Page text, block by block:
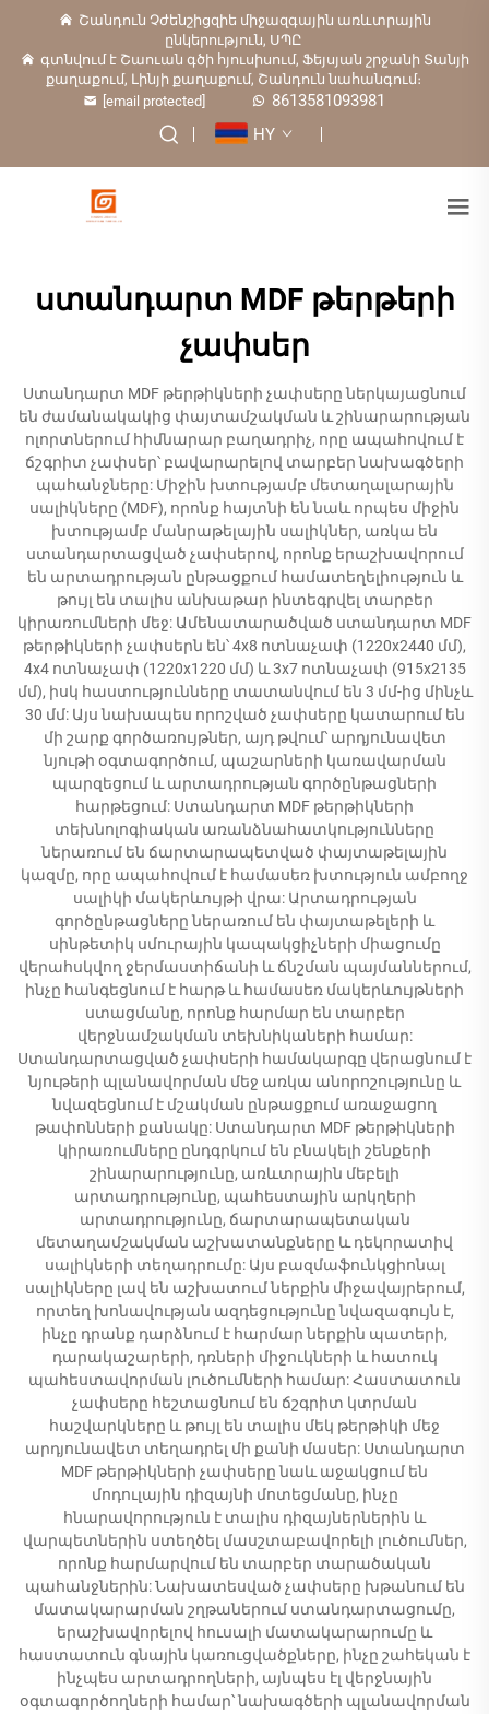
Շանդուն Չժենշիցզիե միջազգային առևտրային
ընկերություն, ՍՊԸ
գտնվում է Շաուան գծի հյուսիսում, Ֆեյսյան շրջանի Տանյի
քաղաքում, Լինյի քաղաքում, Շանդուն նահանգում։
[email protected]
8613581093981
HY
ստանդարտ MDF թերթերի
չափսեր
Ստանդարտ MDF թերթիկների չափսերը ներկայացնում
են ժամանակակից փայտամշակման և շինարարության
ոլորտներում հիմնարար բաղադրիչ, որը ապահովում է
ճշգրիտ չափսեր՝ բավարարելով տարբեր նախագծերի
պահանջները: Միջին խտությամբ մետաղալարային
սալիկները (MDF), որոնք հայտնի են նաև որպես միջին
խտությամբ մանրաթելային սալիկներ, առկա են
ստանդարտացված չափսերով, որոնք երաշխավորում
են արտադրության ընթացքում համատեղելիություն և
թույլ են տալիս անխաթար ինտեգրվել տարբեր
կիրառումների մեջ: Ամենատարածված ստանդարտ MDF
թերթիկների չափսերն են՝ 4x8 ոտնաչափ (1220x2440 մմ),
4x4 ոտնաչափ (1220x1220 մմ) և 3x7 ոտնաչափ (915x2135
մմ), իսկ հաստությունները տատանվում են 3 մմ-ից մինչև
30 մմ: Այս նախապես որոշված չափսերը կատարում են
մի շարք գործառույթներ, այդ թվում՝ արդյունավետ
նյութի օգտագործում, պաշարների կառավարման
պարզեցում և արտադրության գործընթացների
հարթեցում: Ստանդարտ MDF թերթիկների
տեխնոլոգիական առանձնահատկությունները
ներառում են ճարտարապետված փայտաթելային
կազմը, որը ապահովում է համասեռ խտություն ամբողջ
սալիկի մակերևույթի վրա: Արտադրության
գործընթացները ներառում են փայտաթելերի և
սինթետիկ սմուրային կապակցիչների միացումը
վերահսկվող ջերմաստիճանի և ճնշման պայմաններում,
ինչը հանգեցնում է հարթ և համասեռ մակերևույթների
ստացմանը, որոնք հարմար են տարբեր
վերջնամշակման տեխնիկաների համար:
Ստանդարտացված չափսերի համակարգը վերացնում է
նյութերի պլանավորման մեջ առկա անորոշությունը և
նվազեցնում է մշակման ընթացքում առաջացող
թափոնների քանակը: Ստանդարտ MDF թերթիկների
կիրառումները ընդգրկում են բնակելի շենքերի
շինարարությունը, առևտրային մեբելի
արտադրությունը, պահեստային արկղերի
արտադրությունը, ճարտարապետական
մետաղամշակման աշխատանքները և դեկորատիվ
սալիկների տեղադրումը: Այս բազմաֆունկցիոնալ
սալիկները լավ են աշխատում ներքին միջավայրերում,
որտեղ խոնավության ազդեցությունը նվազագույն է,
ինչը դրանք դարձնում է հարմար ներքին պատերի,
դարակաշարերի, դռների միջուկների և հատուկ
պահեստավորման լուծումների համար: Հաստատուն
չափսերը հեշտացնում են ճշգրիտ կտրման
հաշվարկները և թույլ են տալիս մեկ թերթիկի մեջ
արդյունավետ տեղադրել մի քանի մասեր: Ստանդարտ
MDF թերթիկների չափսերը նաև աջակցում են
մոդուլային դիզայնի մոտեցմանը, ինչը
հնարավորություն է տալիս դիզայներներին և
վարպետներին ստեղծել մասշտաբավորելի լուծումներ,
որոնք հարմարվում են տարբեր տարածական
պահանջներին: Նախատեսված չափսերը խթանում են
մատակարարման շղթաներում ստանդարտացումը,
երաշխավորելով հուսալի մատակարարումը և
հաստատուն գնային կառուցվածքները, ինչը շահեկան է
ինչպես արտադրողների, այնպես էլ վերջնային
օգտագործողների համար՝ նախագծերի պլանավորման